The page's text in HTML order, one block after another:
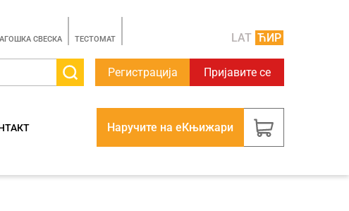
СВЕСКА TЕСТОМАТ LAT ЋИР
Регистрација Пријавите се
Наручите на еКњижари